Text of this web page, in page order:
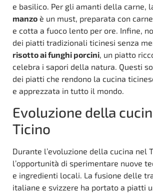
e basilico. Per gli amanti della carne,
manzo è un must, preparata con
e cotta a fuoco lento per ore. Infine,
dei piatti tradizionali ticinesi senza
risotto ai funghi porcini, un piatto
celebra i sapori della natura. Questi
dei piatti che rendono la cucina
e apprezzata in tutto il mondo.
Evoluzione della
Ticino
Durante l’evoluzione della cucina nel
l’opportunità di sperimentare nuove
e ingredienti locali. La fusione delle
italiane e svizzere ha portato a piatti